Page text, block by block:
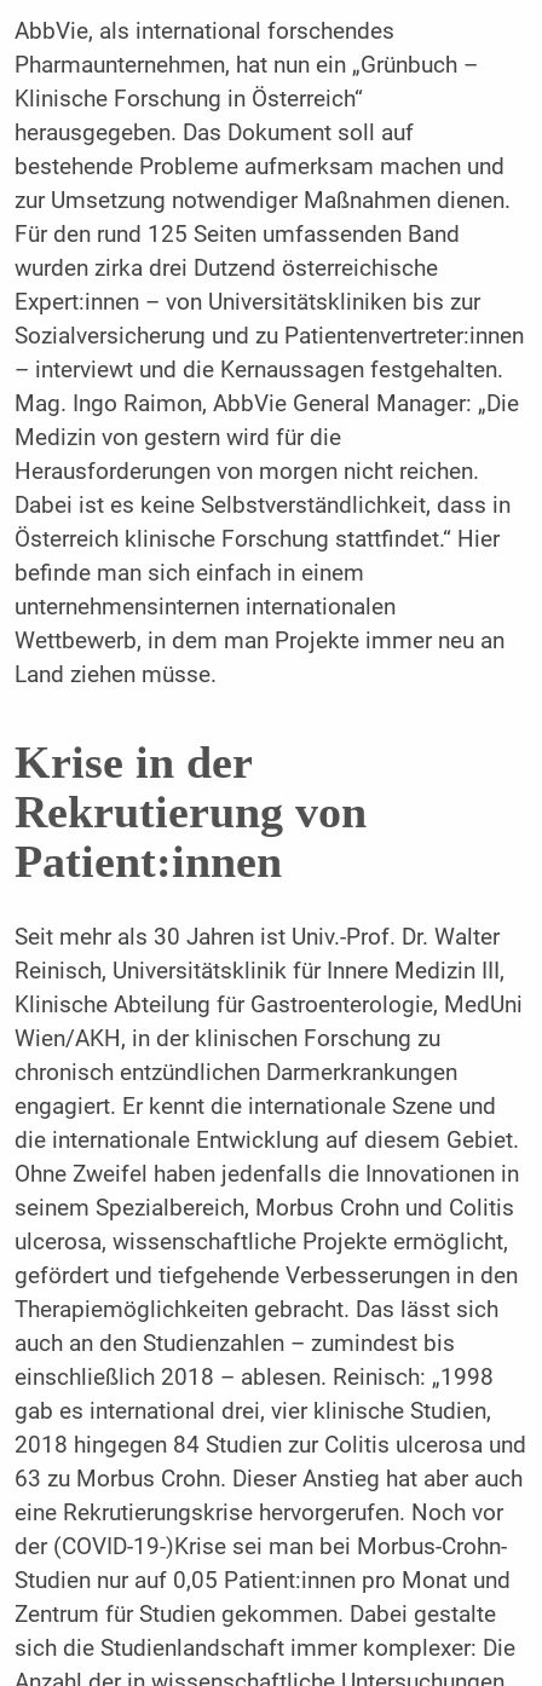
AbbVie, als international forschendes
Pharmaunternehmen, hat nun ein „Grünbuch –
Klinische Forschung in Österreich“
herausgegeben. Das Dokument soll auf
bestehende Probleme aufmerksam machen und
zur Umsetzung notwendiger Maßnahmen dienen.
Für den rund 125 Seiten umfassenden Band
wurden zirka drei Dutzend österreichische
Expert:innen – von Universitätskliniken bis zur
Sozialversicherung und zu Patientenvertreter:innen
– interviewt und die Kernaussagen festgehalten.
Mag. Ingo Raimon, AbbVie General Manager: „Die
Medizin von gestern wird für die
Herausforderungen von morgen nicht reichen.
Dabei ist es keine Selbstverständlichkeit, dass in
Österreich klinische Forschung stattfindet.“ Hier
befinde man sich einfach in einem
unternehmensinternen internationalen
Wettbewerb, in dem man Projekte immer neu an
Land ziehen müsse.
Krise in der
Rekrutierung von
Patient:innen
Seit mehr als 30 Jahren ist Univ.-Prof. Dr. Walter
Reinisch, Universitätsklinik für Innere Medizin III,
Klinische Abteilung für Gastroenterologie, MedUni
Wien/AKH, in der klinischen Forschung zu
chronisch entzündlichen Darmerkrankungen
engagiert. Er kennt die internationale Szene und
die internationale Entwicklung auf diesem Gebiet.
Ohne Zweifel haben jedenfalls die Innovationen in
seinem Spezialbereich, Morbus Crohn und Colitis
ulcerosa, wissenschaftliche Projekte ermöglicht,
gefördert und tiefgehende Verbesserungen in den
Therapiemöglichkeiten gebracht. Das lässt sich
auch an den Studienzahlen – zumindest bis
einschließlich 2018 – ablesen. Reinisch: „1998
gab es international drei, vier klinische Studien,
2018 hingegen 84 Studien zur Colitis ulcerosa und
63 zu Morbus Crohn. Dieser Anstieg hat aber auch
eine Rekrutierungskrise hervorgerufen. Noch vor
der (COVID-19-)Krise sei man bei Morbus-Crohn-
Studien nur auf 0,05 Patient:innen pro Monat und
Zentrum für Studien gekommen. Dabei gestalte
sich die Studienlandschaft immer komplexer: Die